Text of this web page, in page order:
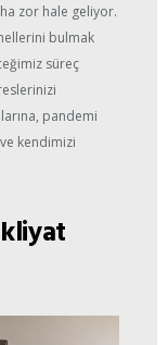
zor hale geliyor.
bulmak
süreç
pandemi
kendimizi